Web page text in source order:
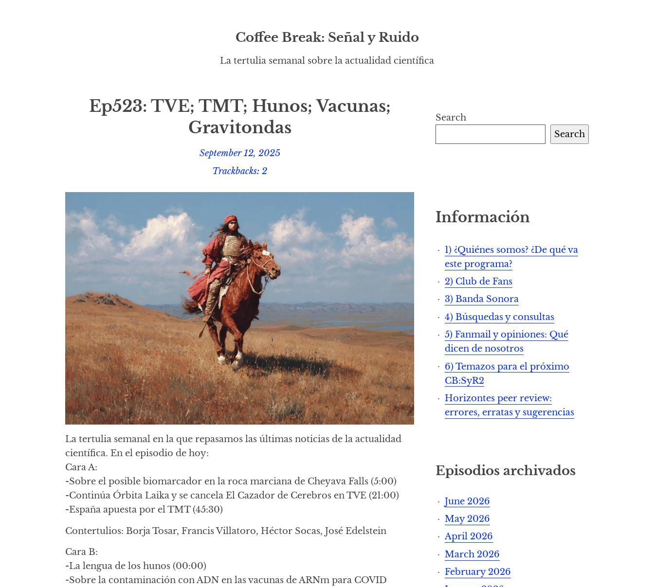
Coffee Break: Señal y Ruido
La tertulia semanal sobre la actualidad científica
Ep523: TVE; TMT; Hunos; Vacunas;
Gravitondas
September 12, 2025
Trackbacks: 2
La tertulia semanal en la que repasamos las últimas noticias de la actualidad
científica. En el episodio de hoy:
Cara A:
-Sobre el posible biomarcador en la roca marciana de Cheyava Falls (5:00)
-Continúa Órbita Laika y se cancela El Cazador de Cerebros en TVE (21:00)
-España apuesta por el TMT (45:30)
Contertulios: Borja Tosar, Francis Villatoro, Héctor Socas, José Edelstein
Cara B:
-La lengua de los hunos (00:00)
-Sobre la contaminación con ADN en las vacunas de ARNm para COVID
Search
Search
Información
1) ¿Quiénes somos? ¿De qué va
este programa?
2) Club de Fans
3) Banda Sonora
4) Búsquedas y consultas
5) Fanmail y opiniones: Qué
dicen de nosotros
6) Temazos para el próximo
CB:SyR2
Horizontes peer review:
errores, erratas y sugerencias
Episodios archivados
June 2026
May 2026
April 2026
March 2026
February 2026